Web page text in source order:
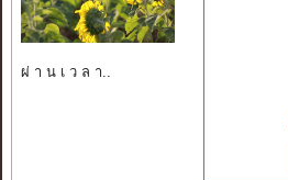
ผ่ า น เ ว ล า..